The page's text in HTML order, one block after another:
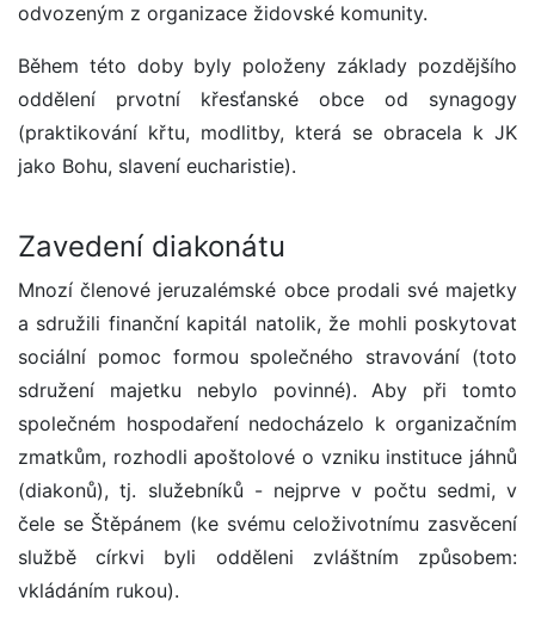
odvozeným z organizace židovské komunity.
Během této doby byly položeny základy pozdějšího
oddělení prvotní křesťanské obce od synagogy
(praktikování křtu, modlitby, která se obracela k JK
jako Bohu, slavení eucharistie).
Zavedení diakonátu
Mnozí členové jeruzalémské obce prodali své majetky
a sdružili finanční kapitál natolik, že mohli poskytovat
sociální pomoc formou společného stravování (toto
sdružení majetku nebylo povinné). Aby při tomto
společném hospodaření nedocházelo k organizačním
zmatkům, rozhodli apoštolové o vzniku instituce jáhnů
(diakonů), tj. služebníků - nejprve v počtu sedmi, v
čele se Štěpánem (ke svému celoživotnímu zasvěcení
službě církvi byli odděleni zvláštním způsobem:
vkládáním rukou).